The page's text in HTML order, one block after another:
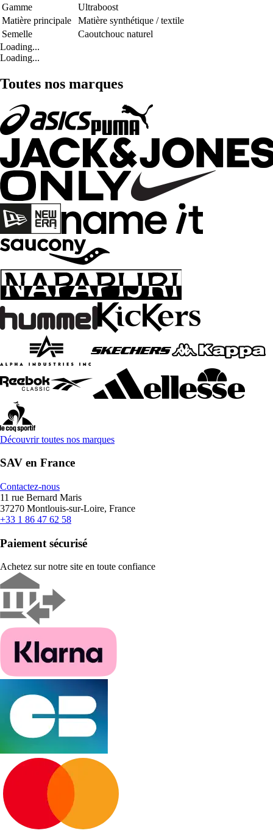
Gamme
Ultraboost
Matière principale
Matière synthétique / textile
Semelle
Caoutchouc naturel
Loading...
Loading...
Toutes nos marques
Découvrir toutes nos marques
SAV en France
Contactez-nous
11 rue Bernard Maris
37270 Montlouis-sur-Loire, France
+33 1 86 47 62 58
Paiement sécurisé
Achetez sur notre site en toute confiance